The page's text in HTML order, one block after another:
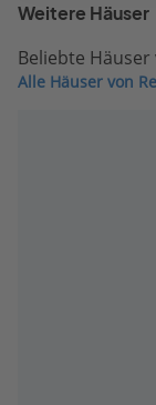
Weitere Häuser
Beliebte
Alle Häuser von